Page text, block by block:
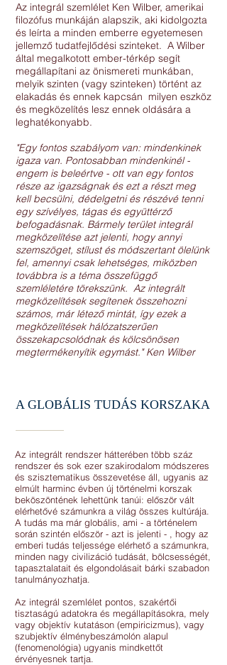
Az integrál szemlélet Ken Wilber, amerikai
filozófus munkáján alapszik, aki kidolgozta
és leírta a minden emberre egyetemesen
jellemző tudatfejlődési szinteket. A Wilber
által megalkotott ember-térkép segít
megállapítani az önismereti munkában,
melyik szinten (vagy szinteken) történt az
elakadás és ennek kapcsán milyen eszköz
és megközelítés lesz ennek oldására a
leghatékonyabb.
"Egy fontos szabályom van: mindenkinek
igaza van. Pontosabban mindenkinél -
engem is beleértve - ott van egy fontos
része az igazságnak és ezt a részt meg
kell becsülni, dédelgetni és részévé tenni
egy szívélyes, tágas és együttérző
befogadásnak. Bármely terület integrál
megközelítése azt jelenti, hogy annyi
szemszöget, stílust és módszertant ölelünk
fel, amennyi csak lehetséges, miközben
továbbra is a téma összefüggő
szemléletére törekszünk. Az integrált
megközelítések segítenek összehozni
számos, már létező mintát, így ezek a
megközelítések hálózatszerűen
összekapcsolódnak és kölcsönösen
megtermékenyítik egymást." Ken Wilber
A GLOBÁLIS TUDÁS KORSZAKA
Az integrált rendszer hátterében több száz
rendszer és sok ezer szakirodalom módszeres
és szisztematikus összevetése áll, ugyanis az
elmúlt harminc évben új történelmi korszak
beköszöntének lehettünk tanúi: először vált
elérhetővé számunkra a világ összes kultúrája.
A tudás ma már globális, ami - a történelem
során szintén először - azt is jelenti - , hogy az
emberi tudás teljessége elérhető a számunkra,
minden nagy civilizáció tudását, bölcsességét,
tapasztalatait és elgondolásait bárki szabadon
tanulmányozhatja.
Az integrál szemlélet pontos, szakértői
tisztaságú adatokra és megállapításokra, mely
vagy objektív kutatáson (empiricizmus), vagy
szubjektív élménybeszámolón alapul
(fenomenológia) ugyanis mindkettőt
érvényesnek tartja.